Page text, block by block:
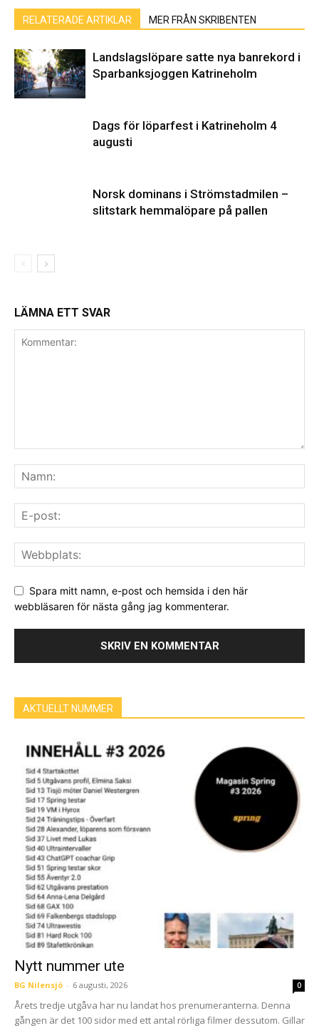
RELATERADE ARTIKLAR MER FRÅN SKRIBENTEN
Landslagslöpare satte nya banrekord i
Sparbanksjoggen Katrineholm
Dags för löparfest i Katrineholm 4
augusti
Norsk dominans i Strömstadmilen –
slitstark hemmalöpare på pallen
LÄMNA ETT SVAR
Spara mitt namn, e-post och hemsida i den här
webbläsaren för nästa gång jag kommenterar.
AKTUELLT NUMMER
Nytt nummer ute
BG Nilensjö - 6 augusti, 2026 0
Årets tredje utgåva har nu landat hos prenumeranterna. Denna
gången är det 100 sidor med ett antal rörliga filmer dessutom. Gillar